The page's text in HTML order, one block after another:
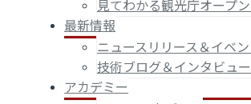
見てわかる観光庁オープ
最新情報
ニュースリリース＆イベ
技術ブログ＆インタビュー
アカデミー